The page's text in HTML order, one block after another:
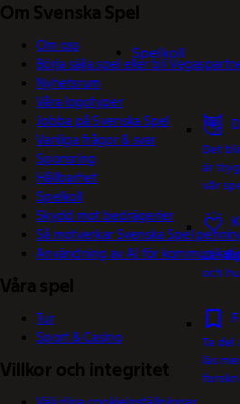
Spelkoll
Det
är
vår
Lär
och
Ta
läs
Om Svenska Spel
Om oss
Börja sälja spel eller bli
Nyhetsrum
Våra logotyper
Jobba på Svenska Spel
Vanliga frågor & svar
Sponsring
Hållbarhet
Spelkoll
Skydd mot bedrägerier
Så motverkar Svenska Spel
Användning av AI för
Våra spel
Tur
Sport & Casino
Villkor och integritet